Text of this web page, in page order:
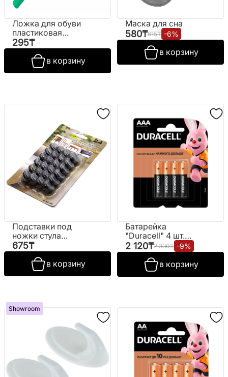
Ложка для обуви
пластиковая
(цветная)
295₸
в корзину
Маска для сна
580₸615₸ -6%
в корзину
Подставки под
ножки стула
"Протектор" №
XKY024С22
675₸
в корзину
Батарейка
"Duracell" 4 шт.
№Basic AAA mon
2 120₸2 330₸ -9%
в корзину
Showroom